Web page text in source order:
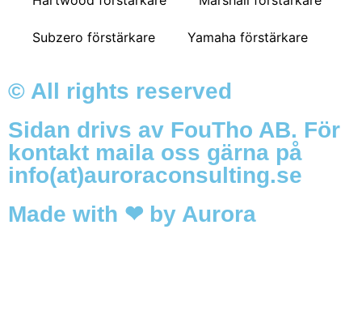
Subzero förstärkare Yamaha förstärkare
© All rights reserved
Sidan drivs av FouTho AB. För
kontakt maila oss gärna på
info(at)auroraconsulting.se
Made with ❤ by Aurora